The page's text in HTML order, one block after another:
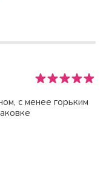
с менее горьким